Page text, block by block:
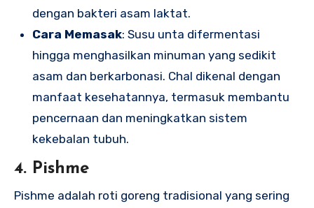
dengan bakteri asam laktat.
Cara Memasak: Susu unta difermentasi
hingga menghasilkan minuman yang sedikit
asam dan berkarbonasi. Chal dikenal dengan
manfaat kesehatannya, termasuk membantu
pencernaan dan meningkatkan sistem
kekebalan tubuh.
4. Pishme
Pishme adalah roti goreng tradisional yang sering